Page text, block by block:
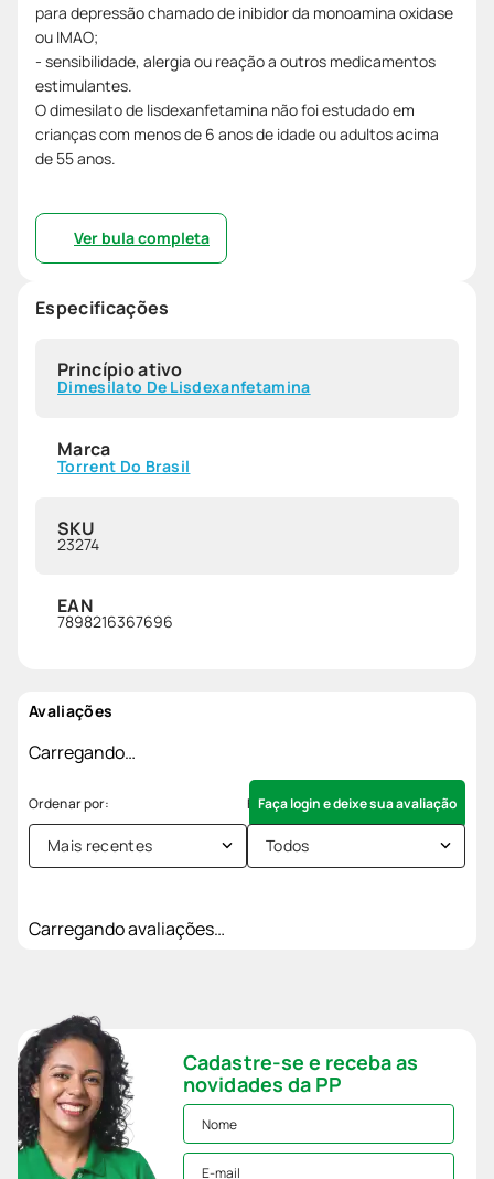
para depressão chamado de inibidor da monoamina oxidase
ou IMAO;
- sensibilidade, alergia ou reação a outros medicamentos
estimulantes.
O dimesilato de lisdexanfetamina não foi estudado em
crianças com menos de 6 anos de idade ou adultos acima
de 55 anos.
Ver bula completa
Especificações
Princípio ativo
Dimesilato De Lisdexanfetamina
Marca
Torrent Do Brasil
SKU
23274
EAN
7898216367696
Avaliações
Carregando…
Faça login e deixe sua avaliação
Mais recentes Todos
Carregando avaliações…
Cadastre-se e receba as
novidades da PP